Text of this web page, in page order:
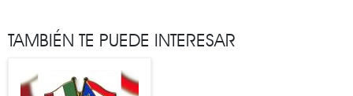
TAMBIÉN TE PUEDE INTERESAR